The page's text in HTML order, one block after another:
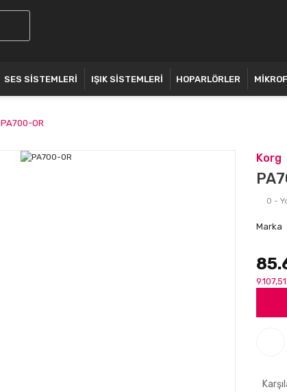
SES SİSTEMLERİ IŞIK SİSTEMLERİ HOPARLÖRLER
PA700-OR
Korg
0 -
Marka